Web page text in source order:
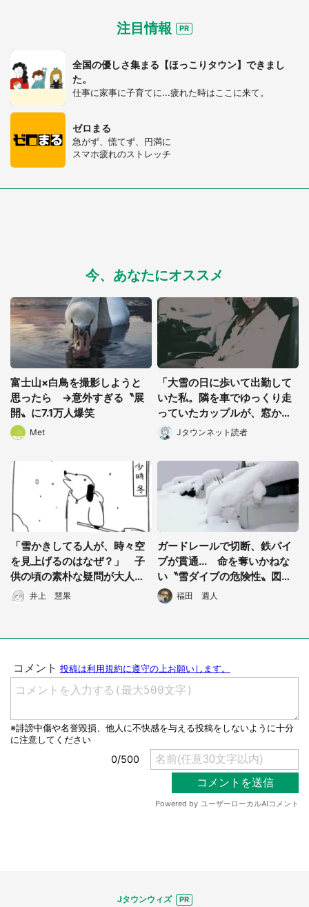
都道府選択
選択する
注目情報
全国の優しさ集まる【ほっこりタウン】できまし
た。
仕事に家事に子育てに...疲れた時はここに来て。
ゼロまる
急がず、慌てず、円満に
スマホ疲れのストレッチ
今、あなたにオススメ
富士山×白鳥を撮影しようと
思ったら →意外すぎる〝展
開〟に7.1万人爆笑
Met
「大雪の日に歩いて出勤して
いた私。隣を車でゆっくり走
っていたカップルが、窓から
声をかけてきて...」（三重
県・女性）
Jタウンネット読者
「雪かきしてる人が、時々空
を見上げるのはなぜ？」 子
供の頃の素朴な疑問が大人に
なって氷解→雪国民から共感
の嵐
井上 慧果
ガードレールで切断、鉄パイ
プが貫通... 命を奪いかねな
い〝雪ダイブの危険性〟図解
に1.4万人戦慄
福田 週人
Jタウンウィズ